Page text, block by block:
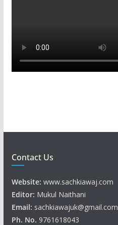
Contact Us
Website: www.sachkiawaj.com
Editor: Mukul Naithani
Email: sachkiawajuk@gmail.com
Ph. No. 9761618043